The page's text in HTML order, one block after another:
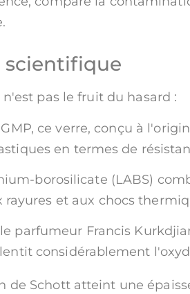
scientifique
pas le fruit du hasard :
ce verre, conçu à
en termes de
borosilicate (LABS)
et aux chocs
parfumeur Francis
considérablement
de Schott atteint une